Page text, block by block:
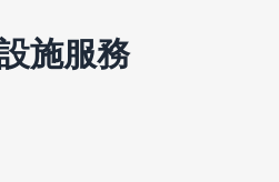
施服務